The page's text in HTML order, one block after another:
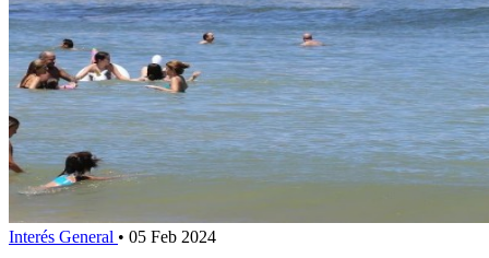
Interés General • 05 Feb 2024